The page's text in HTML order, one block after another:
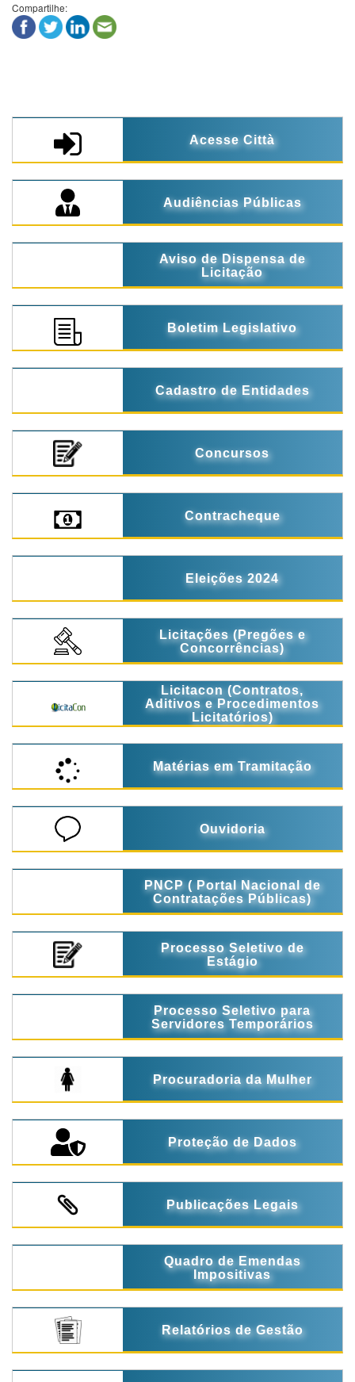
Compartilhe:
Acesse Città
Audiências Públicas
Aviso de Dispensa de
Licitação
Boletim Legislativo
Cadastro de Entidades
Concursos
Contracheque
Eleições 2024
Licitações (Pregões e
Concorrências)
Licitacon (Contratos,
Aditivos e Procedimentos
Licitatórios)
Matérias em Tramitação
Ouvidoria
PNCP ( Portal Nacional de
Contratações Públicas)
Processo Seletivo de
Estágio
Processo Seletivo para
Servidores Temporários
Procuradoria da Mulher
Proteção de Dados
Publicações Legais
Quadro de Emendas
Impositivas
Relatórios de Gestão